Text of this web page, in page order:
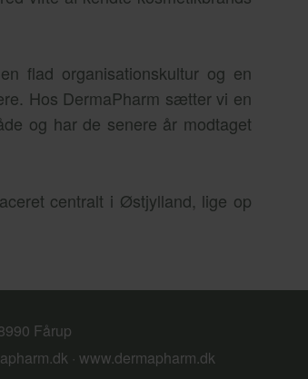
flad organisationskultur og en
Hos DermaPharm sætter vi en
og har de senere år modtaget
centralt i Østjylland, lige op
Fårup
· www.dermapharm.dk